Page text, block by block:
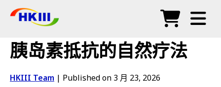
常见问题
博客
胰岛素抵抗的自然疗法
HKIII Team | Published on 3 月 23, 2026